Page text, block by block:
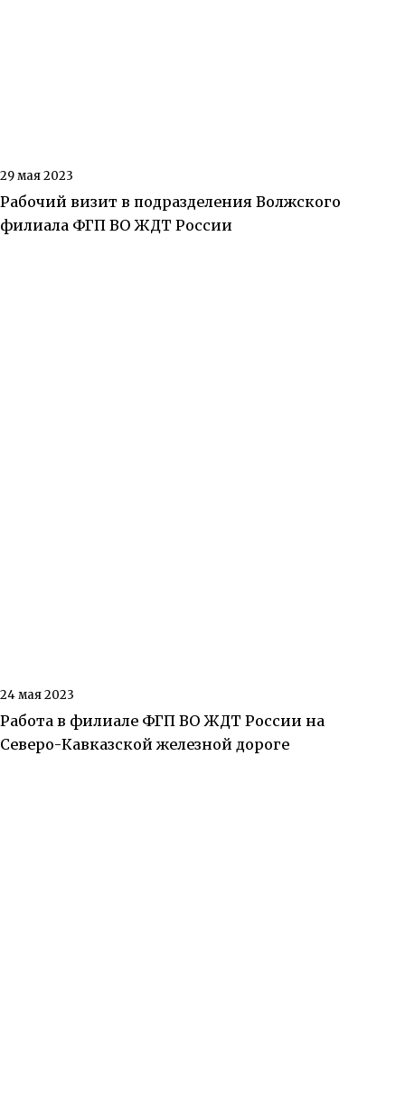
29 мая 2023
Рабочий визит в подразделения Волжского
филиала ФГП ВО ЖДТ России
24 мая 2023
Работа в филиале ФГП ВО ЖДТ России на
Северо-Кавказской железной дороге